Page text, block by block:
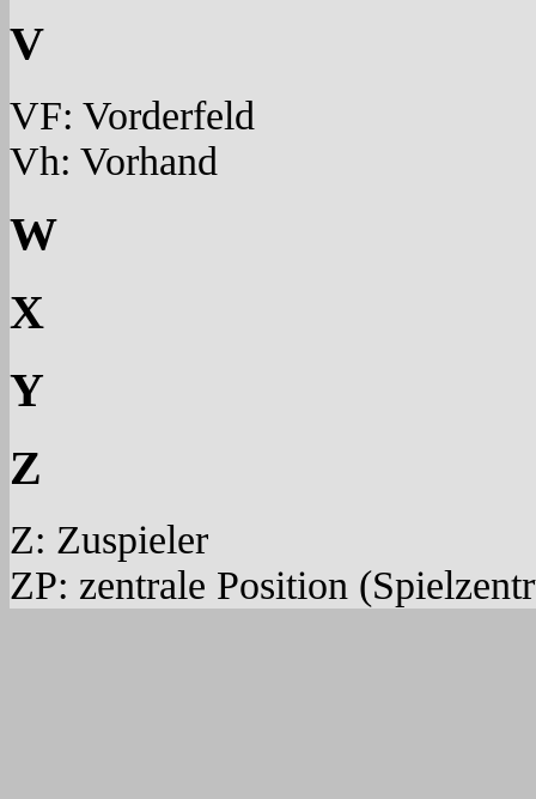
V
VF: Vorderfeld
Vh: Vorhand
W
X
Y
Z
Z: Zuspieler
ZP: zentrale Position